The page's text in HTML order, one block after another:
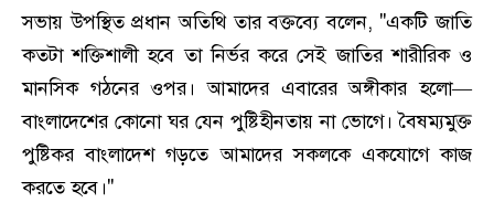
সভায় উপস্থিত প্রধান অতিথি তার বক্তব্যে বলেন, "একটি জাতি
কতটা শক্তিশালী হবে তা নির্ভর করে সেই জাতির শারীরিক ও
মানসিক গঠনের ওপর। আমাদের এবারের অঙ্গীকার হলো—
বাংলাদেশের কোনো ঘর যেন পুষ্টিহীনতায় না ভোগে। বৈষম্যমুক্ত
পুষ্টিকর বাংলাদেশ গড়তে আমাদের সকলকে একযোগে কাজ
করতে হবে।"